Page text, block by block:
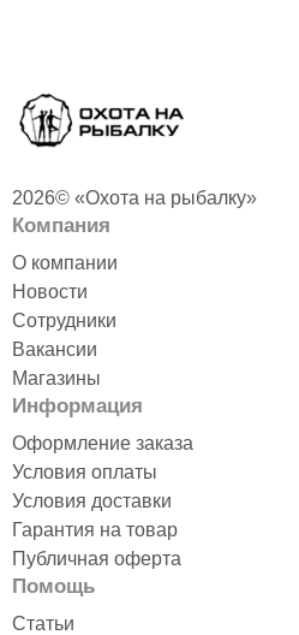
2026© «Охота на рыбалку»
Компания
О компании
Новости
Сотрудники
Вакансии
Магазины
Информация
Оформление заказа
Условия оплаты
Условия доставки
Гарантия на товар
Публичная оферта
Помощь
Статьи